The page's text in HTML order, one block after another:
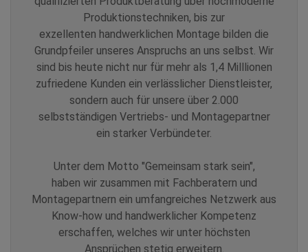
Produktionstechniken, bis zur
exzellenten handwerklichen Montage bilden die
Grundpfeiler unseres Anspruchs an uns selbst. Wir
sind bis heute nicht nur für mehr als 1,4 Milllionen
zufriedene Kunden ein verlässlicher Dienstleister,
sondern auch für unsere über 2.000
selbstständigen Vertriebs- und Montagepartner
ein starker Verbündeter.
Unter dem Motto "Gemeinsam stark sein",
haben wir zusammen mit Fachberatern und
Montagepartnern ein umfangreiches Netzwerk aus
Know-how und handwerklicher Kompetenz
erschaffen, welches wir unter höchsten
Ansprüchen stetig erweitern.